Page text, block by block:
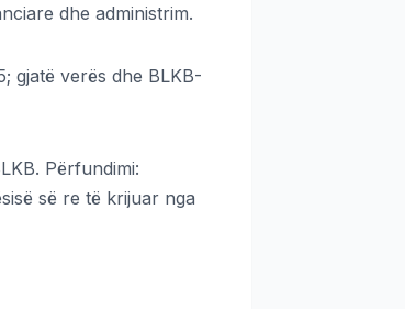
dhe administrim.
gjatë verës dhe BLKB-
Përfundimi:
së re të krijuar nga